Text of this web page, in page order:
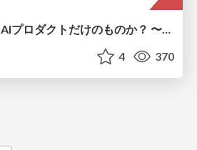
AI Engineeringは、AIプロダクトだけのものか？ 〜AIがソフトウェアを作る時代の新しい当たり前〜 / No AI in your product. AI Engineering in your development.
4 370